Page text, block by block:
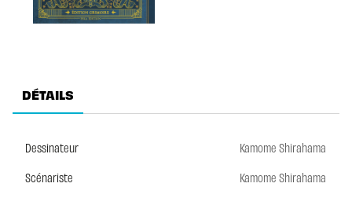
DÉTAILS
Dessinateur
Kamome Shirahama
Scénariste
Kamome Shirahama